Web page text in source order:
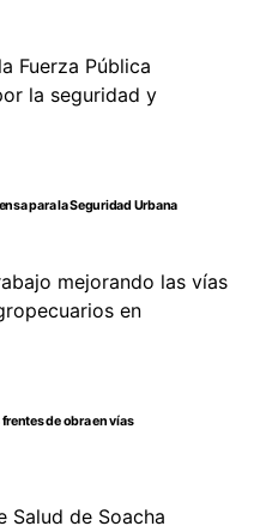
para la Seguridad Urbana
de obra en vías